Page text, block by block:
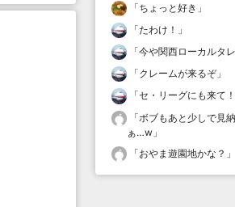
「ちょっと好き 」
「たわけ！ 」
「今や関西ローカルタ
「クレームが来るぞ」
「セ・リーグにも来て！
「ボブもあと少しで見
ぁ…w 」
「おやま遊園地かな？ 」